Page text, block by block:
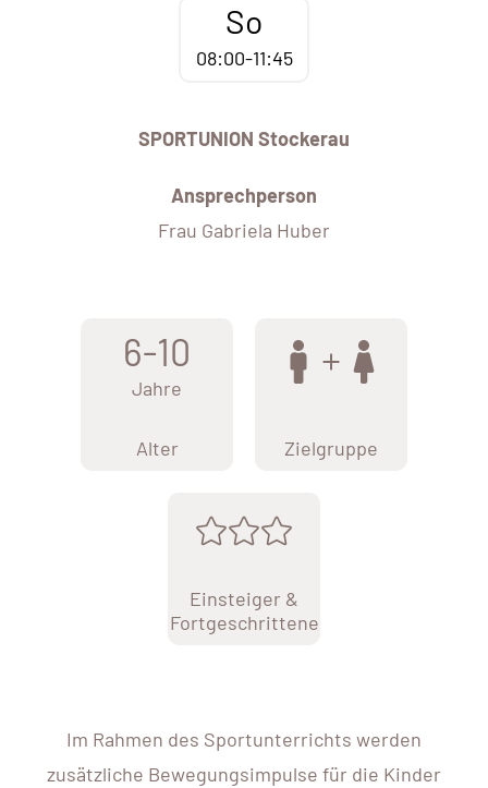
So
08:00-11:45
SPORTUNION Stockerau
Ansprechperson
Frau Gabriela Huber
6-10
Jahre
Alter Zielgruppe
Einsteiger &
Fortgeschrittene
Im Rahmen des Sportunterrichts werden
zusätzliche Bewegungsimpulse für die Kinder